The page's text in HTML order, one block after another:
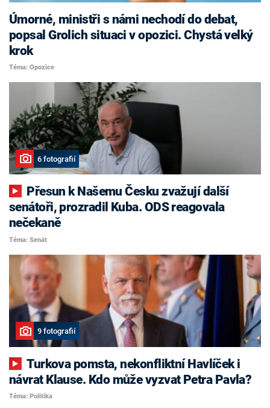
Úmorné, ministři s námi nechodí do debat,
popsal Grolich situaci v opozici. Chystá velký
krok
Téma: Opozice
6 fotografií
senátoři, prozradil Kuba. ODS reagovala
nečekaně
Téma: Senát
9 fotografií
Turkova pomsta, nekonfliktní Havlíček i
návrat Klause. Kdo může vyzvat Petra Pavla?
Téma: Politika